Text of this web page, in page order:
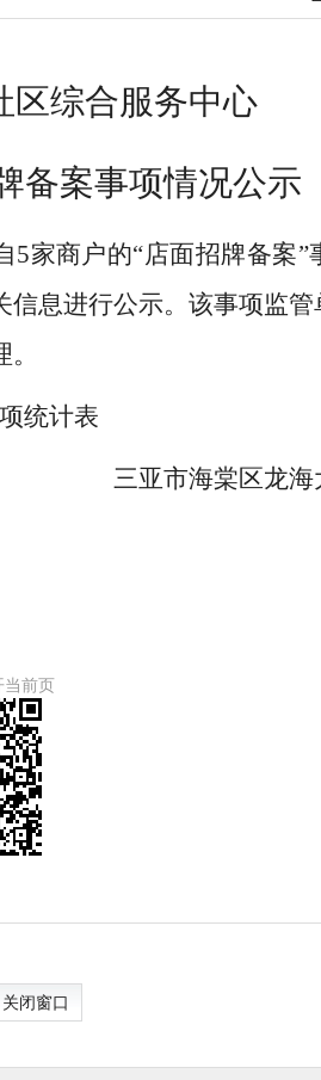
区综合服务中心
备案事项情况公示
家商户的“店面招牌备案
息进行公示。该事项监
统计表
三亚市海棠区龙
当前页
关闭窗口